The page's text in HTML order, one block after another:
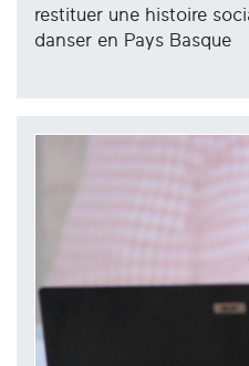
restituer une histoire
danser en Pays Basque